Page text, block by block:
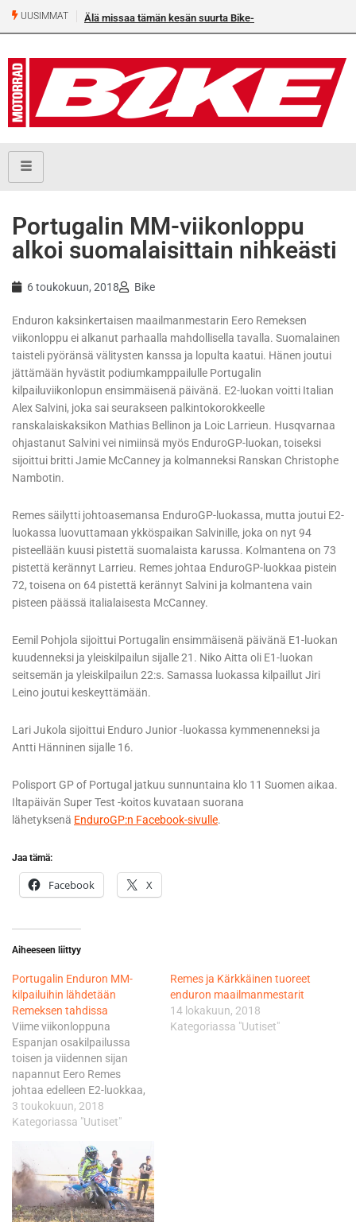
UUSIMMAT Älä missaa tämän kesän suurta Bike-numeroa!
Portugalin MM-viikonloppu
alkoi suomalaisittain nihkeästi
6 toukokuun, 2018 Bike
Enduron kaksinkertaisen maailmanmestarin Eero Remeksen
viikonloppu ei alkanut parhaalla mahdollisella tavalla. Suomalainen
taisteli pyöränsä välitysten kanssa ja lopulta kaatui. Hänen joutui
jättämään hyvästit podiumkamppailulle Portugalin
kilpailuviikonlopun ensimmäisenä päivänä. E2-luokan voitti Italian
Alex Salvini, joka sai seurakseen palkintokorokkeelle
ranskalaiskaksikon Mathias Bellinon ja Loic Larrieun. Husqvarnaa
ohjastanut Salvini vei nimiinsä myös EnduroGP-luokan, toiseksi
sijoittui britti Jamie McCanney ja kolmanneksi Ranskan Christophe
Nambotin.
Remes säilytti johtoasemansa EnduroGP-luokassa, mutta joutui E2-
luokassa luovuttamaan ykköspaikan Salvinille, joka on nyt 94
pisteellään kuusi pistettä suomalaista karussa. Kolmantena on 73
pistettä kerännyt Larrieu. Remes johtaa EnduroGP-luokkaa pistein
72, toisena on 64 pistettä kerännyt Salvini ja kolmantena vain
pisteen päässä italialaisesta McCanney.
Eemil Pohjola sijoittui Portugalin ensimmäisenä päivänä E1-luokan
kuudenneksi ja yleiskilpailun sijalle 21. Niko Aitta oli E1-luokan
seitsemän ja yleiskilpailun 22:s. Samassa luokassa kilpaillut Jiri
Leino joutui keskeyttämään.
Lari Jukola sijoittui Enduro Junior -luokassa kymmenenneksi ja
Antti Hänninen sijalle 16.
Polisport GP of Portugal jatkuu sunnuntaina klo 11 Suomen aikaa.
Iltapäivän Super Test -koitos kuvataan suorana
lähetyksenä EnduroGP:n Facebook-sivulle.
Jaa tämä:
Facebook X
Aiheeseen liittyy
Portugalin Enduron MM-
kilpailuihin lähdetään
Remeksen tahdissa
Viime viikonloppuna
Espanjan osakilpailussa
toisen ja viidennen sijan
napannut Eero Remes
johtaa edelleen E2-luokkaa,
tosin samalla pistemäärällä,
74, toista sijaa pitää Italian
oleva Ranskan Loic Larrieu
on jäänyt kaksikosta 17
pistettä. Suomen ja
Espanjan hyvien suoritusten
jälkeen Remes nousi myös
3 toukokuun, 2018
Kategoriassa "Uutiset"
Remes ja Kärkkäinen tuoreet
enduron maailmanmestarit
14 lokakuun, 2018
Kategoriassa "Uutiset"